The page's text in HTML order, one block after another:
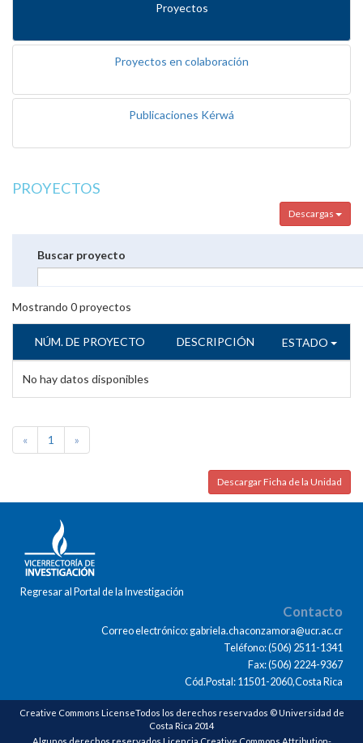
Proyectos
Proyectos en colaboración
Publicaciones Kérwá
PROYECTOS
Descargas
Buscar proyecto
Mostrando 0proyectos
NÚM. DE PROYECTO DESCRIPCIÓN ESTADO
No hay datos disponibles
« 1 »
Descargar Ficha de la Unidad
Regresar al Portal de la Investigación
Contacto
Correo electrónico: gabriela.chaconzamora@ucr.ac.cr
Teléfono: (506) 2511-1341
Fax: (506) 2224-9367
Cód.Postal: 11501-2060,Costa Rica
Creative Commons LicenseTodos los derechos reservados © Universidad de
Costa Rica 2014